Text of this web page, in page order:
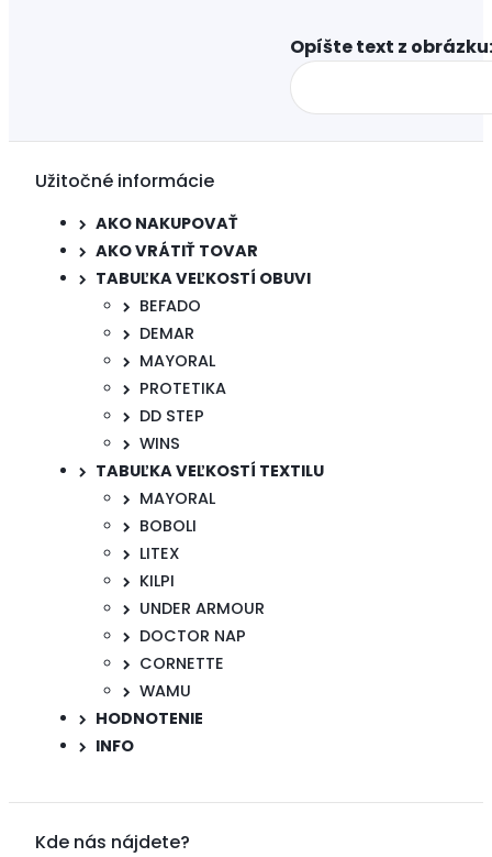
Opíšte text z
Užitočné informácie
AKO NAKUPOVAŤ
AKO VRÁTIŤ TOVAR
TABUĽKA VEĽKOSTÍ OBUVI
BEFADO
DEMAR
MAYORAL
PROTETIKA
DD STEP
WINS
TABUĽKA VEĽKOSTÍ TEXTILU
MAYORAL
BOBOLI
LITEX
KILPI
UNDER ARMOUR
DOCTOR NAP
CORNETTE
WAMU
HODNOTENIE
INFO
Kde nás nájdete?